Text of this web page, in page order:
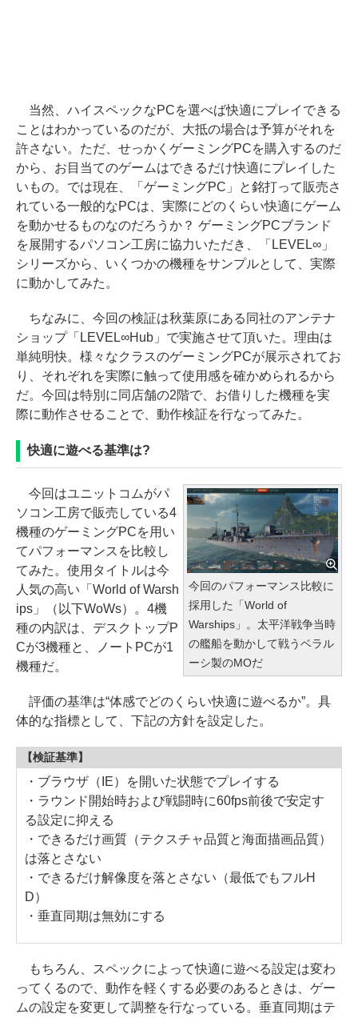
当然、ハイスペックなPCを選べば快適にプレイできる
ことはわかっているのだが、大抵の場合は予算がそれを
許さない。ただ、せっかくゲーミングPCを購入するのだ
から、お目当てのゲームはできるだけ快適にプレイした
いもの。では現在、「ゲーミングPC」と銘打って販売さ
れている一般的なPCは、実際にどのくらい快適にゲーム
を動かせるものなのだろうか？ ゲーミングPCブランド
を展開するパソコン工房に協力いただき、「LEVEL∞」
シリーズから、いくつかの機種をサンプルとして、実際
に動かしてみた。
ちなみに、今回の検証は秋葉原にある同社のアンテナ
ショップ「LEVEL∞Hub」で実施させて頂いた。理由は
単純明快。様々なクラスのゲーミングPCが展示されてお
り、それぞれを実際に触って使用感を確かめられるから
だ。今回は特別に同店舗の2階で、お借りした機種を実
際に動作させることで、動作検証を行なってみた。
快適に遊べる基準は?
今回のパフォーマンス比較に
採用した「World of
Warships」。太平洋戦争当時
の艦船を動かして戦うベラル
ーシ製のMOだ
今回はユニットコムがパ
ソコン工房で販売している4
機種のゲーミングPCを用い
てパフォーマンスを比較し
てみた。使用タイトルは今
人気の高い「World of Warsh
ips」（以下WoWs）。4機
種の内訳は、デスクトップP
Cが3機種と、ノートPCが1
機種だ。
評価の基準は“体感でどのくらい快適に遊べるか”。具
体的な指標として、下記の方針を設定した。
【検証基準】
・ブラウザ（IE）を開いた状態でプレイする
・ラウンド開始時および戦闘時に60fps前後で安定す
る設定に抑える
・できるだけ画質（テクスチャ品質と海面描画品質）
は落とさない
・できるだけ解像度を落とさない（最低でもフルH
D）
・垂直同期は無効にする
もちろん、スペックによって快適に遊べる設定は変わ
ってくるので、動作を軽くする必要のあるときは、ゲー
ムの設定を変更して調整を行なっている。垂直同期はテ